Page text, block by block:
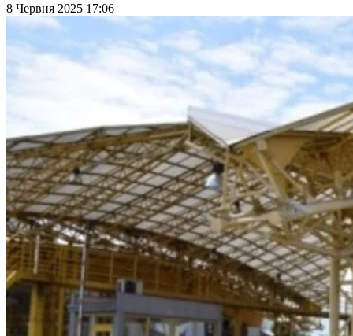
8 Червня 2025 17:06